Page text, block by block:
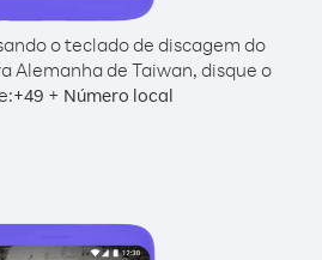
o teclado de discagem do
Alemanha de Taiwan, disque o
+49 + Número local